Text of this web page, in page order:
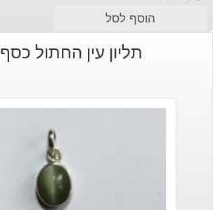
הוסף לסל
תליון עין החתול כסף 925